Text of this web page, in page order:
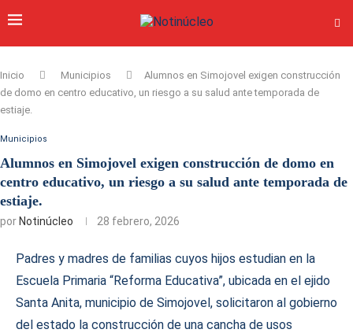
Inicio Municipios
Alumnos en Simojovel exigen construcción
de domo en centro educativo, un riesgo a su salud ante temporada de
estiaje.
Municipios
Alumnos en Simojovel exigen construcción de domo en
centro educativo, un riesgo a su salud ante temporada de
estiaje.
por Notinúcleo 28 febrero, 2026
Padres y madres de familias cuyos hijos estudian en la
Escuela Primaria “Reforma Educativa”, ubicada en el ejido
Santa Anita, municipio de Simojovel, solicitaron al gobierno
del estado la construcción de una cancha de usos